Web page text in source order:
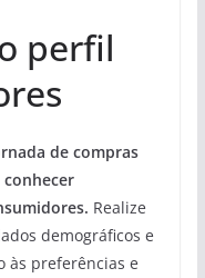
perfil
de compras
Realize
demográficos e
às preferências e